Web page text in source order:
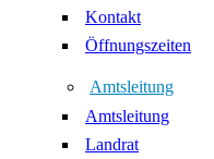
Kontakt
Öffnungszeiten
Amtsleitung
Amtsleitung
Landrat